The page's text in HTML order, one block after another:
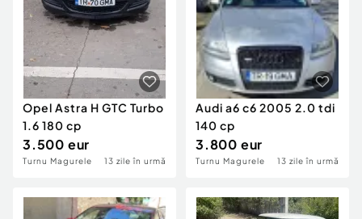
Opel Astra H GTC Turbo
1.6 180 cp
3.500 eur
Turnu Magurele 13 zile în urmă
Audi a6 c6 2005 2.0 tdi
140 cp
3.800 eur
Turnu Magurele 13 zile în urmă